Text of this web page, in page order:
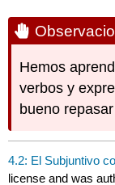
Hemos
verbos y
bueno
4.2: El Subjuntivo
license and was